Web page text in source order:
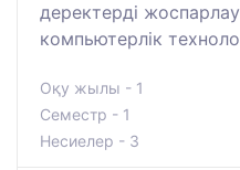
деректерді
компьютерлік
Оқу жылы - 1
Семестр - 1
Несиелер - 3